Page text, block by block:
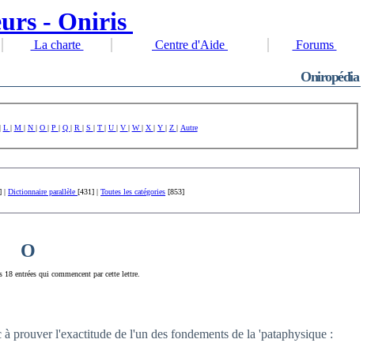
La charte Centre d'Aide
Forums
Oniropédia
| L | M | N | O | P | Q | R | S | T | U | V | W| X | Y | Z | Autre
|Dictionnaire parallèle[431] |Toutes les catégories [853]
O
entrées qui commencent par cette lettre.
prouver l'exactitude de l'un des fondements de la 'pataphysique :